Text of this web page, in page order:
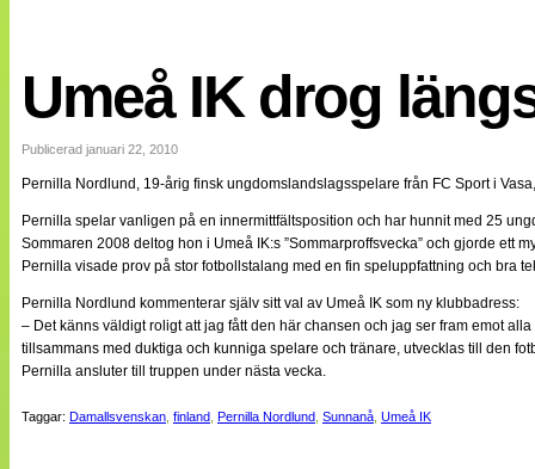
Landslaget
EM 2013
Internationellt
Bildreportage
Bloggar
Lagen
Webb-TV
Medlemsbilder
Till klubbkassan
NÄTverket
Split vision
Om oss
Statistik
Umeå IK drog
Publicerad januari 22, 2010
Pernilla Nordlund, 19-årig finsk ungdomslandslagsspelare från FC Sport i
Pernilla spelar vanligen på en innermittfältsposition och har hunnit med 25
Sommaren 2008 deltog hon i Umeå IK:s ”Sommarproffsvecka” och gjorde ett
Pernilla visade prov på stor fotbollstalang med en fin speluppfattning och bra
Pernilla Nordlund kommenterar själv sitt val av Umeå IK som ny klubbadress:
– Det känns väldigt roligt att jag fått den här chansen och jag ser fram emot
tillsammans med duktiga och kunniga spelare och tränare, utvecklas till den
Pernilla ansluter till truppen under nästa vecka.
Taggar: Damallsvenskan finland Pernilla Nordlund Sunnanå Umeå IK